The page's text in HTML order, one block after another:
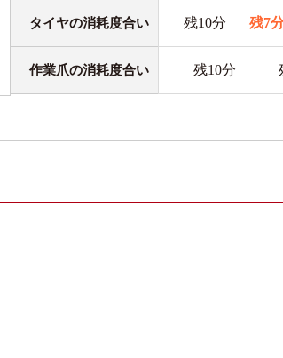
タイヤの消耗度合い 残10分 残7
作業爪の消耗度合い 残10分